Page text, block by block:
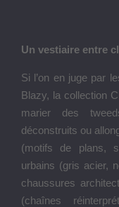
Un vestiaire entre
Si l’on en juge par
Blazy, la collection
marier des
déconstruits ou
(motifs de plans,
urbains (gris acier,
chaussures
(chaînes